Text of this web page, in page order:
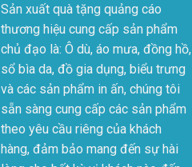
Sản xuất quà tặng quảng cáo
thương hiệu cung cấp sản phẩm
chủ đạo là: Ô dù, áo mưa, đồng hồ,
sổ bìa da, đồ gia dụng, biểu trưng
và các sản phẩm in ấn, chúng tôi
sẵn sàng cung cấp các sản phẩm
theo yêu cầu riêng của khách
hàng, đảm bảo mang đến sự hài